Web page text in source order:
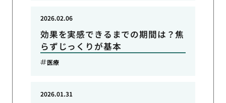
効果を実感できるまでの期間は？焦
らずじっくりが基本
2026.02.06
医療
2026.01.31